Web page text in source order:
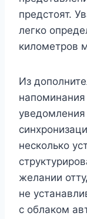
предстоят.
легко
километров
Из
несколько
желании
не
с облаком